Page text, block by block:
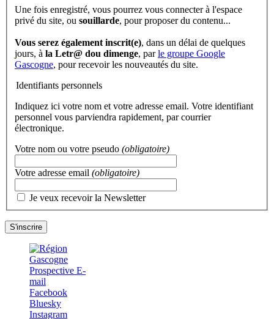
Une fois enregistré, vous pourrez vous connecter à l'espace
privé du site, ou souillarde , pour proposer du contenu...
Vous serez également inscrit(e), dans un délai de quelques
jours, à la Letr@ dou dimenge, parle groupe Google
Gascogne, pour recevoir les nouveautés du site.
Identifiants personnels
Indiquez ici votre nom et votre adresse email. Votre identifiant
personnel vous parviendra rapidement, par courrier
électronique.
Votre nom ou votre pseudo (obligatoire)
Votre adresse email (obligatoire)
Je veux recevoir la Newsletter